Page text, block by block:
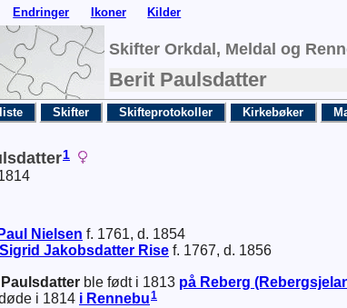
Endringer Ikoner Kilder
Skifter Orkdal, Meldal og
Berit Paulsdatter
Skifter Skifteprotokoller Kirkebøker
1
Paul Nielsen f. 1761, d. 1854
Sigrid Jakobsdatter Rise f. 1767, d. 1856
Paulsdatter ble født i 1813 på Reberg
i 1814 i Rennebu1